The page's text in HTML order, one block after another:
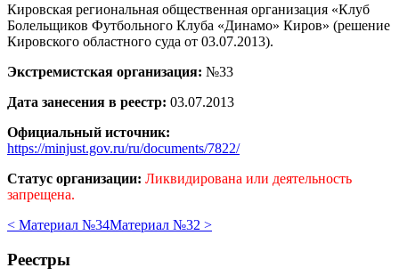
Кировская региональная общественная организация «Клуб
Болельщиков Футбольного Клуба «Динамо» Киров» (решение
Кировского областного суда от 03.07.2013).
Экстремистская организация: №33
Дата занесения в реестр: 03.07.2013
Официальный источник:
https://minjust.gov.ru/ru/documents/7822/
Статус организации: Ликвидирована или деятельность
запрещена.
< Материал №34Материал №32 >
Реестры